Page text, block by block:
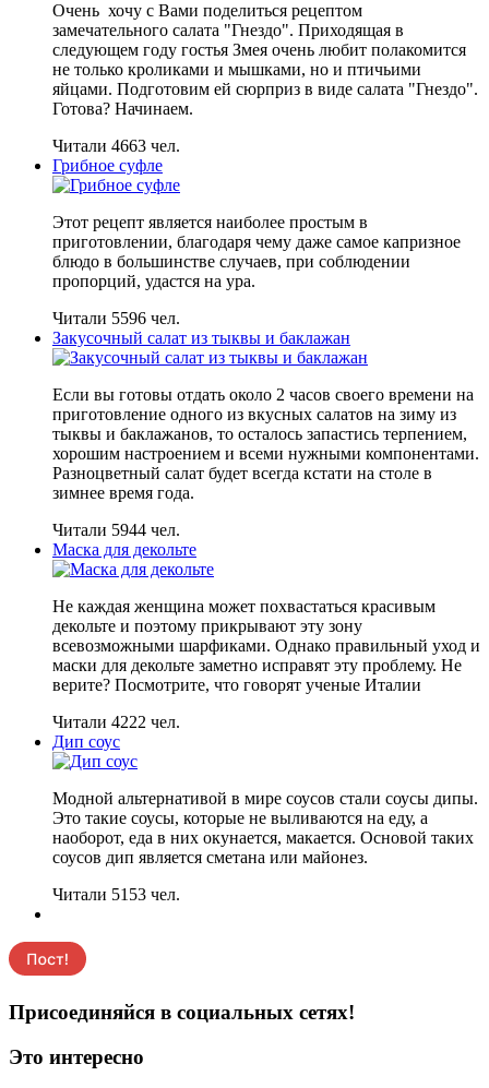
Очень хочу с Вами поделиться рецептом
замечательного салата "Гнездо". Приходящая в
следующем году гостья Змея очень любит полакомится
не только кроликами и мышками, но и птичьими
яйцами. Подготовим ей сюрприз в виде салата "Гнездо".
Готова? Начинаем.
Читали 4663 чел.
Грибное суфле
Этот рецепт является наиболее простым в
приготовлении, благодаря чему даже самое капризное
блюдо в большинстве случаев, при соблюдении
пропорций, удастся на ура.
Читали 5596 чел.
Закусочный салат из тыквы и баклажан
Если вы готовы отдать около 2 часов своего времени на
приготовление одного из вкусных салатов на зиму из
тыквы и баклажанов, то осталось запастись терпением,
хорошим настроением и всеми нужными компонентами.
Разноцветный салат будет всегда кстати на столе в
зимнее время года.
Читали 5944 чел.
Маска для декольте
Не каждая женщина может похвастаться красивым
декольте и поэтому прикрывают эту зону
всевозможными шарфиками. Однако правильный уход и
маски для декольте заметно исправят эту проблему. Не
верите? Посмотрите, что говорят ученые Италии
Читали 4222 чел.
Дип соус
Модной альтернативой в мире соусов стали соусы дипы.
Это такие соусы, которые не выливаются на еду, а
наоборот, еда в них окунается, макается. Основой таких
соусов дип является сметана или майонез.
Читали 5153 чел.
Присоединяйся в социальных сетях!
Это интересно